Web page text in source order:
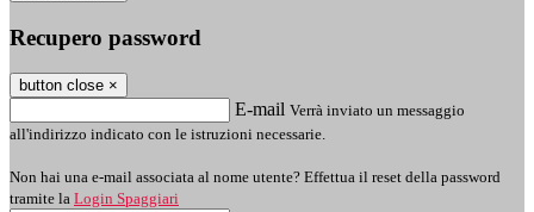
Recupero password
button close ×
E-mail Verrà inviato un messaggio
all'indirizzo indicato con le istruzioni necessarie.
Non hai una e-mail associata al nome utente? Effettua il reset della password
tramite la Login Spaggiari